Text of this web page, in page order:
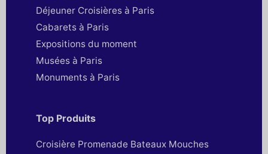
Déjeuner Croisières à Paris
Cabarets à Paris
Expositions du moment
Musées à Paris
Monuments à Paris
Top Produits
Croisière Promenade Bateaux Mouches